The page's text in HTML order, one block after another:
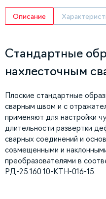
Описание
Стандартные
нахлесточным
Плоские стандартные
сварным швом и с
применяют для настройки
длительности развертки
сварных соединений и
совмещенными и
преобразователями в
РД-25.160.10-КТН-016-15.